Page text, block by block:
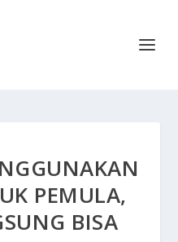
PEMULA,
BISA